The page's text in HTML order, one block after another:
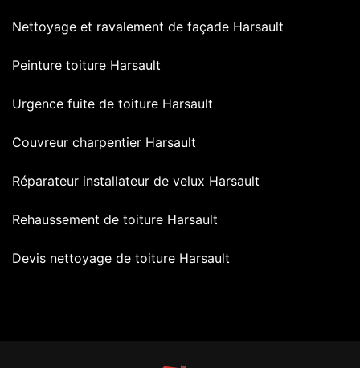
Nettoyage et ravalement de façade Harsault
Peinture toiture Harsault
Urgence fuite de toiture Harsault
Couvreur charpentier Harsault
Réparateur installateur de velux Harsault
Rehaussement de toiture Harsault
Devis nettoyage de toiture Harsault